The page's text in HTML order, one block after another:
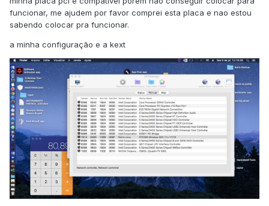
funcionar, me ajudem por favor comprei esta placa e nao estou
sabendo colocar pra funcionar.
a minha configuração e a kext